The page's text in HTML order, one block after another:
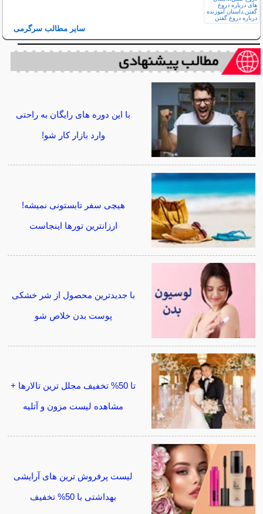
سایر مطالب سرگرمی
با این دوره های رایگان به راحتی
وارد بازار کار شو!
هیچی سفر تابستونی نمیشه!
ارزانترین تورها اینجاست
با جدیدترین محصول از شر خشکی
پوست بدن خلاص شو
تا 50% تخفیف مجلل ترین تالارها +
مشاهده لیست مزون و آتلیه
لیست پرفروش ترین های آرایشی
بهداشتی با 50% تخفیف